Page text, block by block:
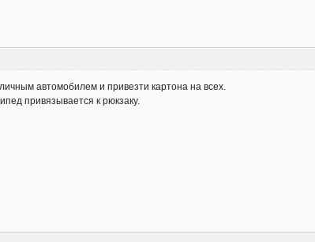
автомобилем и привезти картона на всех.
привязывается к рюкзаку.